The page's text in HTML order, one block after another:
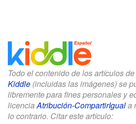
Todo el contenido de los artículos
Kiddle (incluidas las imágenes) se
libremente para fines personales y
licenciaAtribución-CompartirIguala
lo contrario. Citar este artículo: